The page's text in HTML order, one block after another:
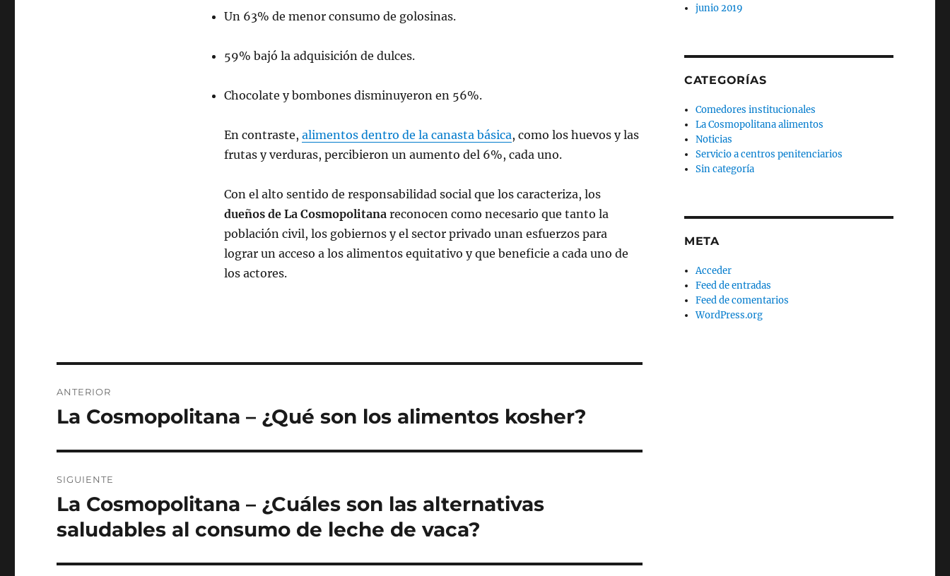
Un 63% de menor consumo de golosinas.
59% bajó la adquisición de dulces.
Chocolate y bombones disminuyeron en 56%.
En contraste, alimentos dentro de la canasta básica, como los huevos y las
frutas y verduras, percibieron un aumento del 6%, cada uno.
Con el alto sentido de responsabilidad social que los caracteriza, los
dueños de La Cosmopolitana reconocen como necesario que tanto la
población civil, los gobiernos y el sector privado unan esfuerzos para
lograr un acceso a los alimentos equitativo y que beneficie a cada uno de
los actores.
de
ANTERIOR
Entrada
La Cosmopolitana – ¿Qué son los alimentos kosher?
SIGUIENTE
Siguiente
entrada:
La Cosmopolitana – ¿Cuáles son las alternativas
saludables al consumo de leche de vaca?
junio 2019
CATEGORÍAS
Comedores institucionales
La Cosmopolitana alimentos
Noticias
Servicio a centros penitenciarios
Sin categoría
META
Acceder
Feed de entradas
Feed de comentarios
WordPress.org